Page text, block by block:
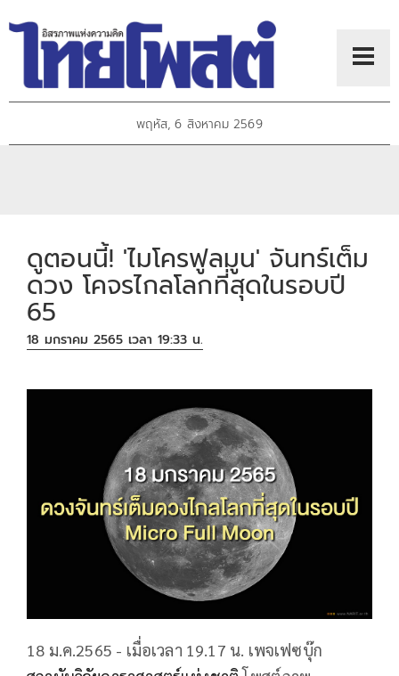
พฤหัส, 6 สิงหาคม 2569
ดูตอนนี้! 'ไมโครฟูลมูน' จันทร์เต็ม
ดวง โคจรไกลโลกที่สุดในรอบปี
65
18 มกราคม 2565 เวลา 19:33 น.
18 ม.ค.2565 - เมื่อเวลา 19.17 น. เพจเฟซบุ๊ก